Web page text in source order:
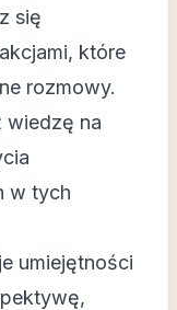
się
które
rozmowy.
wiedzę na
w tych
umiejętności